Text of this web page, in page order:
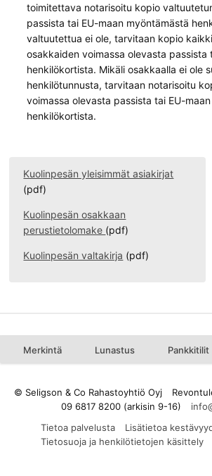
toimitettava notarisoitu kopio
passista tai EU-maan myöntämästä
valtuutettua ei ole, tarvitaan kopio
osakkaiden voimassa olevasta passista
henkilökortista. Mikäli osakkaalla ei ole
henkilötunnusta, tarvitaan notarisoitu
voimassa olevasta passista tai EU-
henkilökortista.
Kuolinpesän yleisimmät asiakirjat
(pdf)
Kuolinpesän osakkaan
perustietolomake (pdf)
Kuolinpesän valtakirja (pdf)
Merkintä Lunastus Pankkitilit
© Seligson & Co Rahastoyhtiö Oyj
09 6817 8200 (arkisin 9-16)
Tietoa palvelusta
Lisätietoa
Tietosuoja ja henkilötietojen käsittely